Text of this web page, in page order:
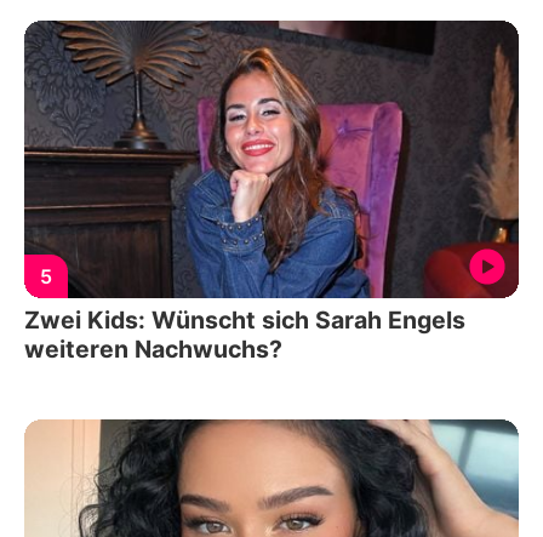
5
Zwei Kids: Wünscht sich Sarah Engels
weiteren Nachwuchs?